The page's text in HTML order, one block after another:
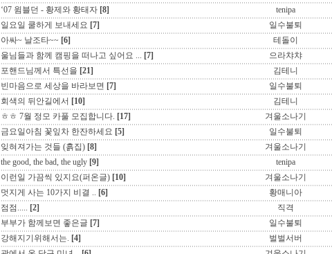
‘07 윔블던 - 황제와 황태자 [8] tenipa
일요일 쿨하게 보내세요 [7] 일수불퇴
아싸~ 날조타~~ [6] 테돌이
울님들과 함께 캠핑을 떠나고 싶어요 ... [7] 으라챠챠
포핸드님께서 특선을 [21] 김테니
빈마음으로 세상을 바라보면 [7] 일수불퇴
회색의 뒤안길에서 [10] 김테니
ㅎㅎ 7월 정모 카풀 모집합니다. [17] 겨울소나기
금요일아침 꽃잎차 한잔하세요 [5] 일수불퇴
잊혀져가는 것들 (흙집) [8] 겨울소나기
the good, the bad, the ugly [9] tenipa
이런일 가끔씩 있지요(퍼온글) [10] 겨울소나기
멋지게 사는 10가지 비결 .. [6] 황매니아
점점..... [2] 직격
부부가 함께보면 좋은글 [7] 일수불퇴
강해지기위해서는. [4] 벌벌서버